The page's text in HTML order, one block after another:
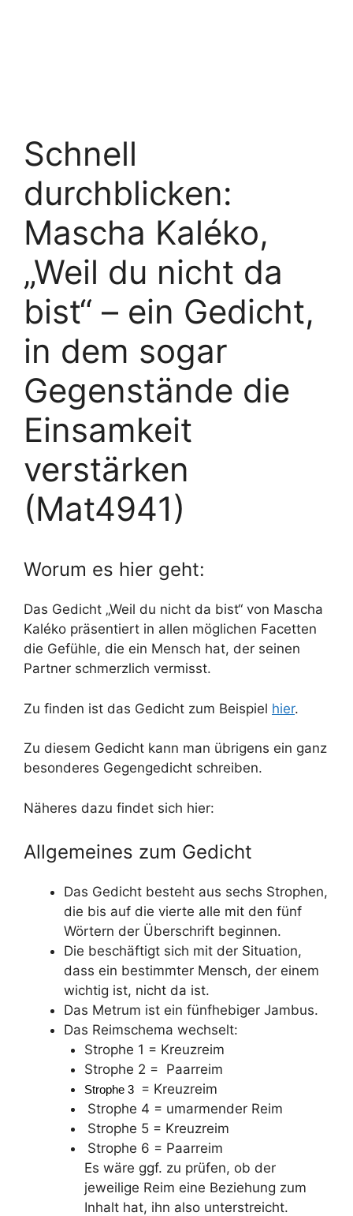
Schnell
durchblicken:
Mascha Kaléko,
„Weil du nicht da
bist“ – ein Gedicht,
in dem sogar
Gegenstände die
Einsamkeit
verstärken
(Mat4941)
Worum es hier geht:
Das Gedicht „Weil du nicht da bist“ von Mascha
Kaléko präsentiert in allen möglichen Facetten
die Gefühle, die ein Mensch hat, der seinen
Partner schmerzlich vermisst.
Zu finden ist das Gedicht zum Beispiel hier.
Zu diesem Gedicht kann man übrigens ein ganz
besonderes Gegengedicht schreiben.
Näheres dazu findet sich hier:
Allgemeines zum Gedicht
Das Gedicht besteht aus sechs Strophen,
die bis auf die vierte alle mit den fünf
Wörtern der Überschrift beginnen.
Die beschäftigt sich mit der Situation,
dass ein bestimmter Mensch, der einem
wichtig ist, nicht da ist.
Das Metrum ist ein fünfhebiger Jambus.
Das Reimschema wechselt:
Strophe 1 = Kreuzreim
Strophe 2 = Paarreim
Strophe 3
= Kreuzreim
Strophe 4 = umarmender Reim
Strophe 5= Kreuzreim
Strophe 6 = Paarreim
Es wäre ggf. zu prüfen, ob der
jeweilige Reim eine Beziehung zum
Inhalt hat, ihn also unterstreicht.